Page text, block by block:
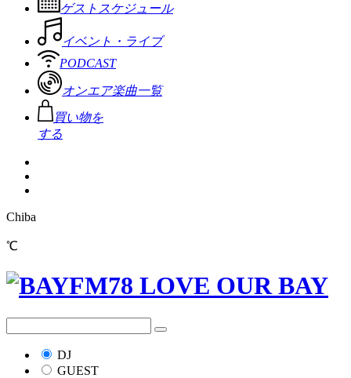
ゲストスケジュール
イベント・ライブ
PODCAST
オンエア楽曲一覧
買い物を
する
Chiba
℃
DJ
GUEST